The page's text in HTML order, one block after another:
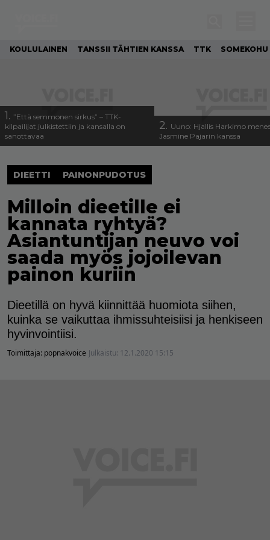
KOULULAINEN TANSSII TÄHTIEN KANSSA TTK SOMEKOHU
1. ”Että semmonen sirkus” – TTK-
kilpailijat julkistettiin ja kansalla on
sanottavaa
2. Uuno: Hjallis Harkimo
Jasmine Pajarin kanssa
DIEETTI PAINONPUDOTUS
Milloin dieetille ei
kannata ryhtyä?
Asiantuntijan neuvo voi
saada myös jojoilevan
painon kuriin
Dieetillä on hyvä kiinnittää huomiota siihen,
kuinka se vaikuttaa ihmissuhteisiisi ja henkiseen
hyvinvointiisi.
Toimittaja: popnakvoice Julkaistu: 12.1.2020 15:15